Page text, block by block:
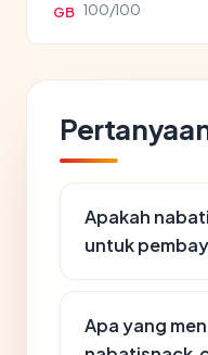
GB 100/100
Apakah
untuk
Apa yang